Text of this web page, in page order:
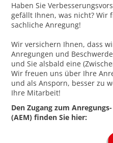
Haben Sie
gefällt Ihnen, was nicht? Wir
sachliche Anregung!
Wir versichern Ihnen, dass
Anregungen und
und Sie alsbald eine
Wir freuen uns über Ihre
und als Ansporn, besser zu
Ihre Mitarbeit!
Den Zugang zum
(AEM) finden Sie hier: